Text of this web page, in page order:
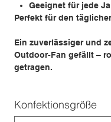
Geeignet für jede
Perfekt für den
Ein zuverlässiger und
Outdoor-Fan gefällt –
getragen.
Konfektionsgröße